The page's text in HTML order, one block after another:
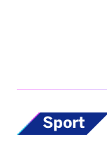
Sport